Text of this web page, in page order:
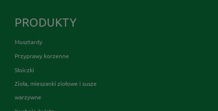
PRODUKTY
Musztardy
Przyprawy korzenne
Słoiczki
Zioła, mieszanki ziołowe i susze
warzywne